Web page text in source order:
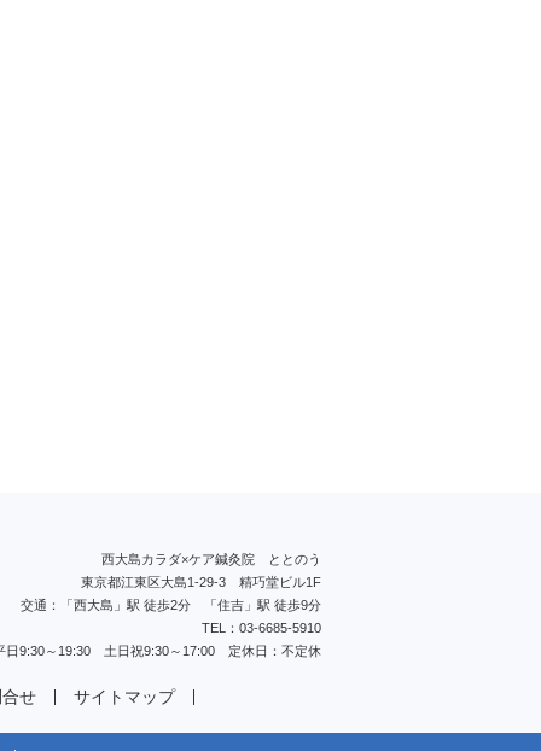
西大島カラダ×ケア鍼灸院 ととのう
東京都江東区大島1-29-3 精巧堂ビル1F
交通：「西大島」駅 徒歩2分 「住吉」駅 徒歩9分
TEL：03-6685-5910
日9:30～19:30 土日祝9:30～17:00 定休日：不定休
せ サイトマップ